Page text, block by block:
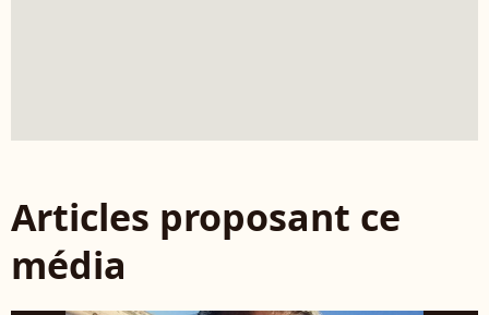
Articles proposant ce
média